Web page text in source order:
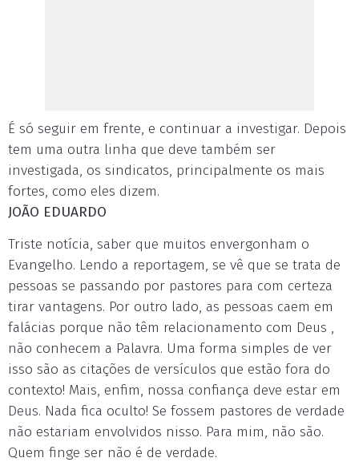
É só seguir em frente, e continuar a investigar. Depois
tem uma outra linha que deve também ser
investigada, os sindicatos, principalmente os mais
fortes, como eles dizem.
JOÃO EDUARDO
Triste notícia, saber que muitos envergonham o
Evangelho. Lendo a reportagem, se vê que se trata de
pessoas se passando por pastores para com certeza
tirar vantagens. Por outro lado, as pessoas caem em
falácias porque não têm relacionamento com Deus ,
não conhecem a Palavra. Uma forma simples de ver
isso são as citações de versículos que estão fora do
contexto! Mais, enfim, nossa confiança deve estar em
Deus. Nada fica oculto! Se fossem pastores de verdade
não estariam envolvidos nisso. Para mim, não são.
Quem finge ser não é de verdade.